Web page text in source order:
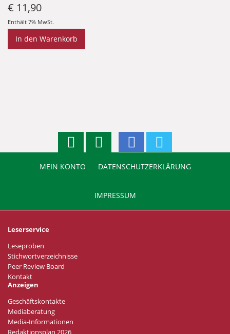
€ 11,90
Enthält 7% MwSt.
In den Warenkorb
MEIN KONTO DATENSCHUTZERKLÄRUNG
IMPRESSUM
Leserservice
Leseproben
Stichwortverzeichnisse
Peer Review Board
Kontakt
Anzeigen
Geschäftskontakte
Mediaberatung
Media-Informationen
Redaktionsplan 2026